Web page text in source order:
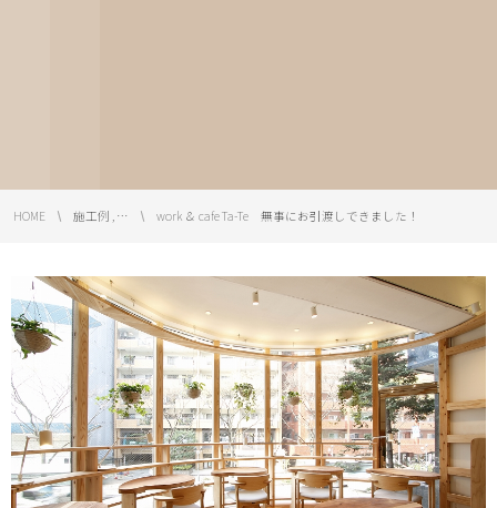
HOME 施工例 , … work ＆ cafe Ta-Te 無事にお引渡しできました！